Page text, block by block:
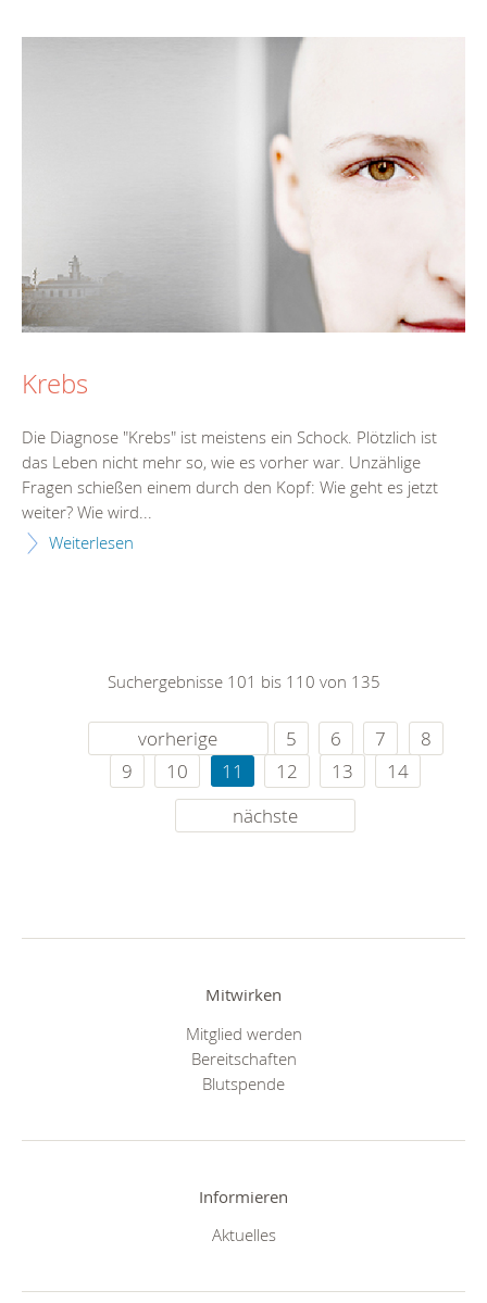
Krebs
Die Diagnose "Krebs" ist meistens ein Schock. Plötzlich ist
das Leben nicht mehr so, wie es vorher war. Unzählige
Fragen schießen einem durch den Kopf: Wie geht es jetzt
weiter? Wie wird...
Weiterlesen
Suchergebnisse 101 bis 110 von 135
vorherige 5 6 7
8
9
10 11 12 13
14
nächste
Mitwirken
Mitglied werden
Bereitschaften
Blutspende
Informieren
Aktuelles